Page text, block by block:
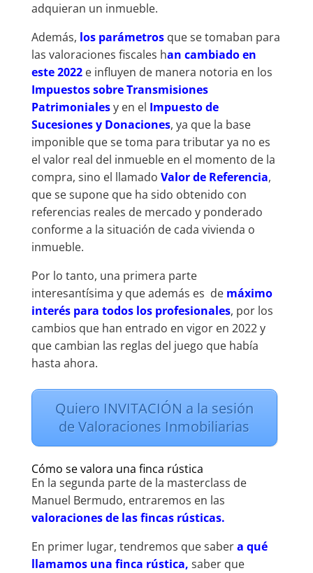
adquieran un inmueble.
Además, los parámetros que se tomaban para
las valoraciones fiscales han cambiado en
este 2022 e influyen de manera notoria en los
Impuestos sobre Transmisiones
Patrimonialesy en el Impuesto de
Sucesiones y Donaciones, ya que la base
imponible que se toma para tributar ya no es
el valor real del inmueble en el momento de la
compra, sino el llamado Valor de Referencia,
que se supone que ha sido obtenido con
referencias reales de mercado y ponderado
conforme a la situación de cada vivienda o
inmueble.
Por lo tanto, una primera parte
interesantísima y que además es de máximo
interés para todos los profesionales, por los
cambios que han entrado en vigor en 2022 y
que cambian las reglas del juego que había
hasta ahora.
Quiero INVITACIÓN a la sesión
de Valoraciones Inmobiliarias
Cómo se valora una finca rústica
En la segunda parte de la masterclass de
Manuel Bermudo, entraremos en las
valoraciones de las fincas rústicas.
En primer lugar, tendremos que sabera qué
llamamos una finca rústica, saber que